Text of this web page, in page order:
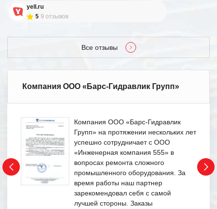
yell.ru
5 9 отзывов
Все отзывы
Компания ООО «Барс-Гидравлик Групп»
Компания ООО «Барс-Гидравлик
Групп» на протяжении нескольких лет
успешно сотрудничает с ООО
«Инженерная компания 555» в
вопросах ремонта сложного
промышленного оборудования. За
время работы наш партнер
зарекомендовал себя с самой
лучшей стороны. Заказы